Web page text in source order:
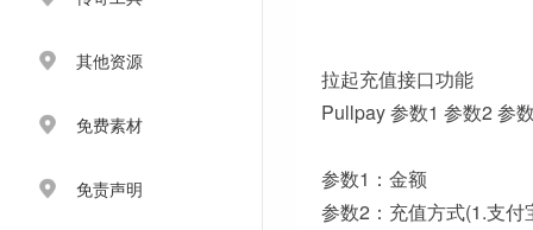
其他资源
免费素材
免责声明
拉起充值接口功能
Pullpay 参数1 参数2 参
参数1：金额
参数2：充值方式(1.支付